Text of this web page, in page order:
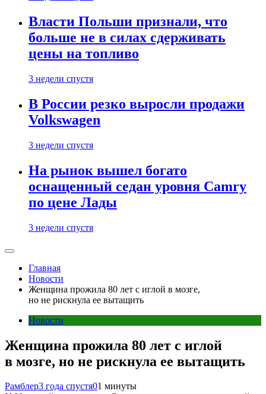
Власти Польши признали, что
больше не в силах сдерживать
цены на топливо
3 недели спустя
В России резко выросли продажи
Volkswagen
3 недели спустя
На рынок вышел богато
оснащенный седан уровня Camry
по цене Лады
3 недели спустя
Главная
Новости
Женщина прожила 80 лет с иглой в мозге,
но не рискнула ее вытащить
Новости
Женщина прожила 80 лет с иглой
в мозге, но не рискнула ее вытащить
Рамблер3 года спустя01 минуты